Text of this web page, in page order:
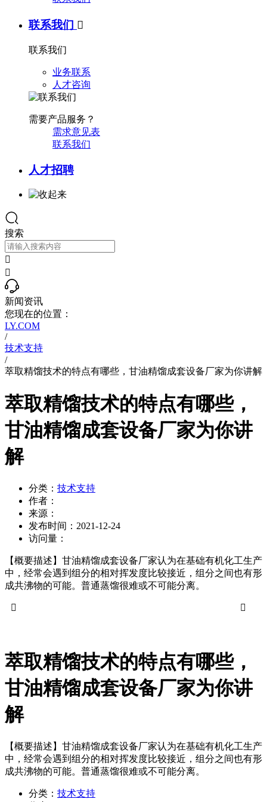
联系我们 
联系我们
业务联系
人才咨询
需要产品服务？
需求意见表
联系我们
人才招聘
搜索


新闻资讯
您现在的位置：
LY.COM
/
技术支持
/
萃取精馏技术的特点有哪些，甘油精馏成套设备厂家为你讲解
萃取精馏技术的特点有哪些，
甘油精馏成套设备厂家为你讲
解
分类： 技术支持
作者：
来源：
发布时间： 2021-12-24
访问量：
【概要描述】 甘油精馏成套设备厂家认为在基础有机化工生产
中，经常会遇到组分的相对挥发度比较接近，组分之间也有形
成共沸物的可能。普通蒸馏很难或不可能分离。


萃取精馏技术的特点有哪些，
甘油精馏成套设备厂家为你讲
解
【概要描述】 甘油精馏成套设备厂家认为在基础有机化工生产
中，经常会遇到组分的相对挥发度比较接近，组分之间也有形
成共沸物的可能。普通蒸馏很难或不可能分离。
分类： 技术支持